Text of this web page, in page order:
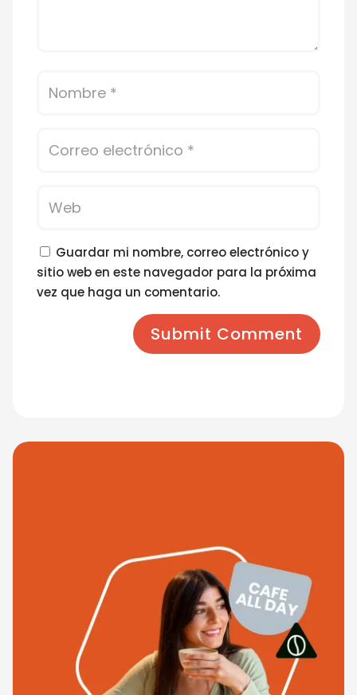
Guardar mi nombre, correo electrónico y
sitio web en este navegador para la próxima
vez que haga un comentario.
Submit Comment